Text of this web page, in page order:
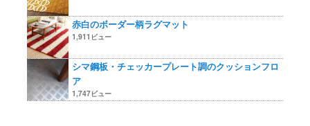
赤白のボーダー柄ラグマット
1,911ビュー
シマ鋼板・チェッカープレート調のクッションフロ
ア
1,747ビュー